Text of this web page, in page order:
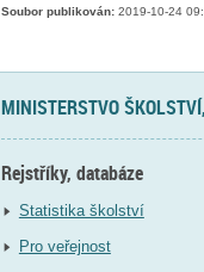
Soubor publikován:2019-10-24
MINISTERSTVO
Rejstříky, databáze
Statistika školství
Pro veřejnost